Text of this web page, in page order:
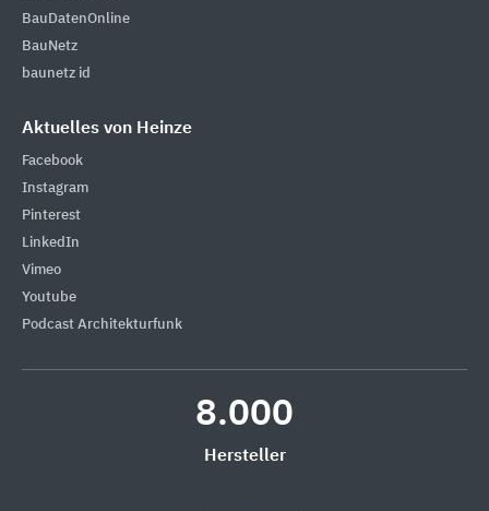
BauDatenOnline
BauNetz
baunetz id
Aktuelles von Heinze
Facebook
Instagram
Pinterest
LinkedIn
Vimeo
Youtube
Podcast Architekturfunk
8.000
Hersteller